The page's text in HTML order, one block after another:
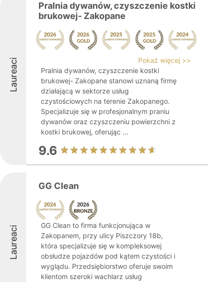
Laureaci
Pralnia dywanów, czyszczenie kostki
brukowej- Zakopane
Pokaż więcej >>
Pralnia dywanów, czyszczenie kostki
brukowej- Zakopane stanowi uznaną firmę
działającą w sektorze usług
czystościowych na terenie Zakopanego.
Specjalizuje się w profesjonalnym praniu
dywanów oraz czyszczeniu powierzchni z
kostki brukowej, oferując ...
9.6
Laureaci
GG Clean
GG Clean to firma funkcjonująca w
Zakopanem, przy ulicy Piszczory 18b,
która specjalizuje się w kompleksowej
obsłudze pojazdów pod kątem czystości i
wyglądu. Przedsiębiorstwo oferuje swoim
klientom szeroki wachlarz usług